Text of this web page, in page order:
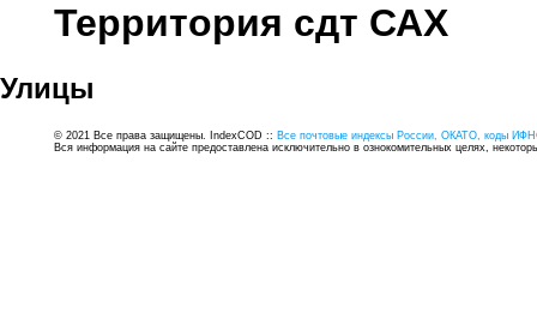
Территория сдт САХ
Улицы
© 2021 Все права защищены. IndexCOD :: Все почтовые индексы России, ОКАТО, коды
Вся информация на сайте предоставлена исключительно в ознокомительных целях,